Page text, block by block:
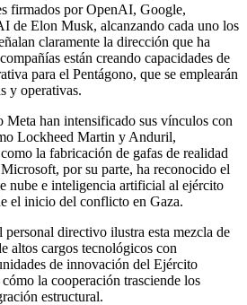
firmados por OpenAI, Google,
de Elon Musk, alcanzando cada uno los
claramente la dirección que ha
están creando capacidades de
para el Pentágono, que se emplearán
y operativas.
Meta han intensificado sus vínculos con
Lockheed Martin y Anduril,
la fabricación de gafas de realidad
por su parte, ha reconocido el
nube e inteligencia artificial al ejército
el inicio del conflicto en Gaza.
directivo ilustra esta mezcla de
altos cargos tecnológicos con
de innovación del Ejército
la cooperación trasciende los
estructural.